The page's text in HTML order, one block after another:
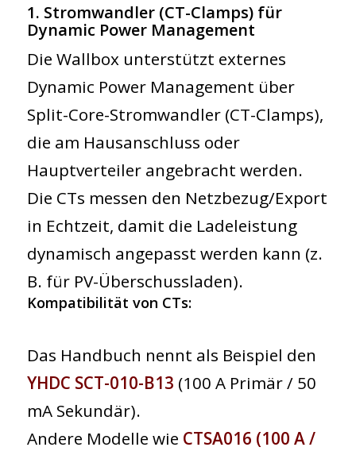
1. Stromwandler (CT-Clamps) für
Dynamic Power Management
Die Wallbox unterstützt externes
Dynamic Power Management über
Split-Core-Stromwandler (CT-Clamps),
die am Hausanschluss oder
Hauptverteiler angebracht werden.
Die CTs messen den Netzbezug/Export
in Echtzeit, damit die Ladeleistung
dynamisch angepasst werden kann (z.
B. für PV-Überschussladen).
Kompatibilität von CTs:
Das Handbuch nennt als Beispiel den
YHDC SCT-010-B13 (100 A Primär / 50
mA Sekundär).
Andere Modelle wie CTSA016 (100 A /